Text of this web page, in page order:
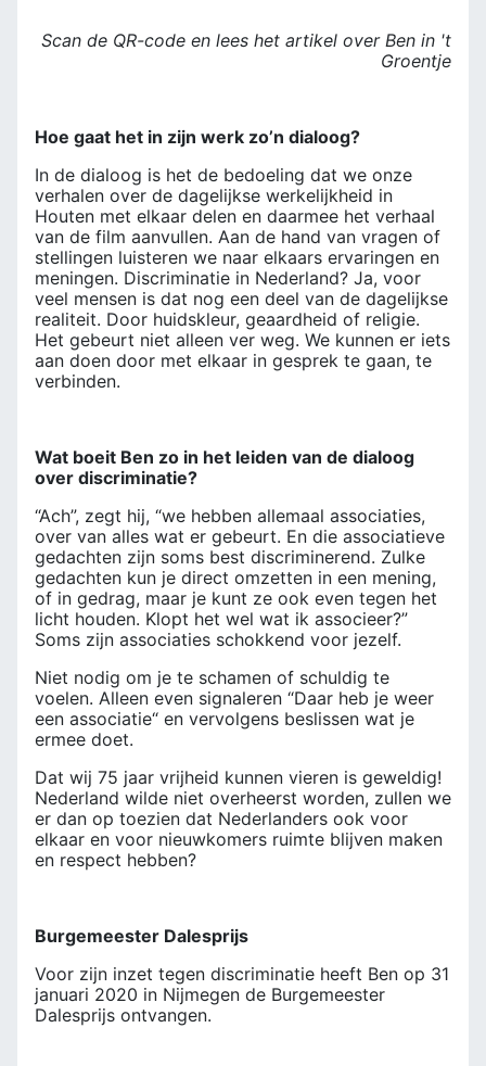
Scan de QR-code en lees het artikel over Ben in 't
Groentje
Hoe gaat het in zijn werk zo’n dialoog?
In de dialoog is het de bedoeling dat we onze
verhalen over de dagelijkse werkelijkheid in
Houten met elkaar delen en daarmee het verhaal
van de film aanvullen. Aan de hand van vragen of
stellingen luisteren we naar elkaars ervaringen en
meningen. Discriminatie in Nederland? Ja, voor
veel mensen is dat nog een deel van de dagelijkse
realiteit. Door huidskleur, geaardheid of religie.
Het gebeurt niet alleen ver weg. We kunnen er iets
aan doen door met elkaar in gesprek te gaan, te
verbinden.
Wat boeit Ben zo in het leiden van de dialoog
over discriminatie?
“Ach”, zegt hij, “we hebben allemaal associaties,
over van alles wat er gebeurt. En die associatieve
gedachten zijn soms best discriminerend. Zulke
gedachten kun je direct omzetten in een mening,
of in gedrag, maar je kunt ze ook even tegen het
licht houden. Klopt het wel wat ik associeer?”
Soms zijn associaties schokkend voor jezelf.
Niet nodig om je te schamen of schuldig te
voelen. Alleen even signaleren “Daar heb je weer
een associatie“ en vervolgens beslissen wat je
ermee doet.
Dat wij 75 jaar vrijheid kunnen vieren is geweldig!
Nederland wilde niet overheerst worden, zullen we
er dan op toezien dat Nederlanders ook voor
elkaar en voor nieuwkomers ruimte blijven maken
en respect hebben?
Burgemeester Dalesprijs
Voor zijn inzet tegen discriminatie heeft Ben op 31
januari 2020 in Nijmegen de Burgemeester
Dalesprijs ontvangen.